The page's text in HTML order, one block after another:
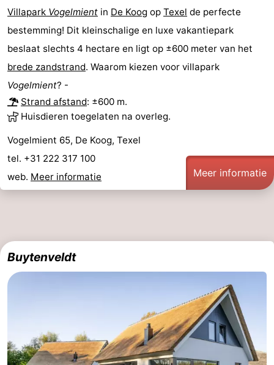
Villapark Vogelmient in De Koog op Texel de perfecte
bestemming! Dit kleinschalige en luxe vakantiepark
beslaat slechts 4 hectare en ligt op ±600 meter van het
brede zandstrand. Waarom kiezen voor villapark
Vogelmient? -
Strand afstand: ±600 m.
Huisdieren toegelaten na overleg.
Vogelmient 65, De Koog, Texel
tel. +31 222 317 100
web. Meer informatie Meer informatie
Buytenveldt